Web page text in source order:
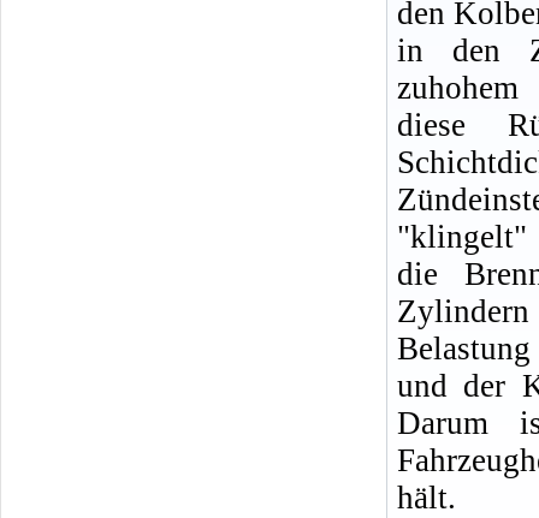
den
in den
diese
"klingelt"
die
und der
Darum
hält.